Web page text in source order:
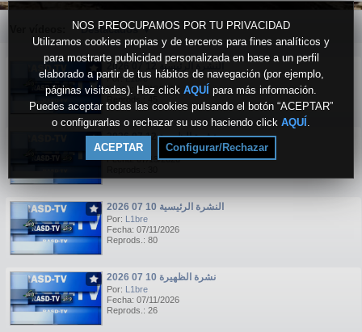
NOS PREOCUPAMOS POR TU PRIVACIDAD
Utilizamos cookies propias y de terceros para fines analíticos y
para mostrarte publicidad personalizada en base a un perfil
elaborado a partir de tus hábitos de navegación (por ejemplo,
páginas visitadas). Haz click AQUÍ para más información.
Puedes aceptar todas las cookies pulsando el botón “ACEPTAR”
o configurarlas o rechazar su uso haciendo click AQUÍ .
ACEPTAR Configurar/Rechazar
Destacados ▼
النشرة الرئيسية 12 07 2026
Por:L1bre
Fecha: 07/13/2026
Reprods.: 45
نشرة الظهيرة 12 07 2026
Por: L1bre
Fecha: 07/13/2026
النشرة الرئيسية 10 07 2026
Por: L1bre
Fecha: 07/11/2026
Reprods.: 80
نشرة الظهيرة 10 07 2026
Por: L1bre
Fecha: 07/11/2026
Reprods.: 26